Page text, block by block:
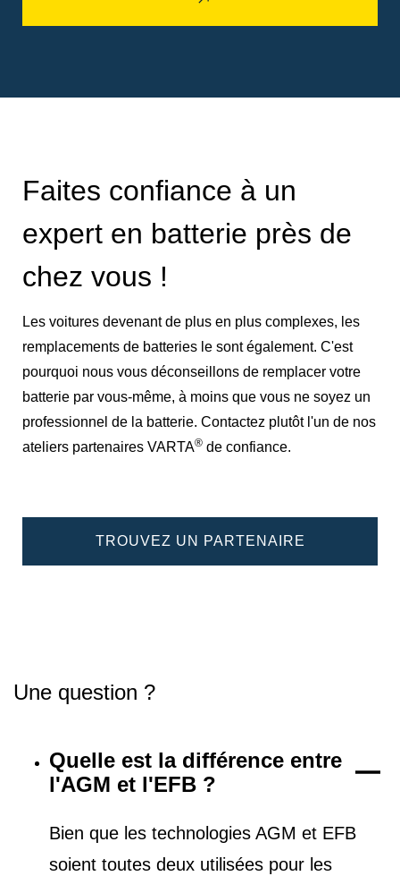
Faites confiance à un
expert en batterie près de
chez vous !
Les voitures devenant de plus en plus complexes, les
remplacements de batteries le sont également. C'est
pourquoi nous vous déconseillons de remplacer votre
batterie par vous-même, à moins que vous ne soyez un
professionnel de la batterie. Contactez plutôt l'un de nos
ateliers partenaires VARTA® de confiance.
TROUVEZ UN PARTENAIRE
Une question ?
Quelle est la différence entre
l'AGM et l'EFB ?
Bien que les technologies AGM et EFB
soient toutes deux utilisées pour les